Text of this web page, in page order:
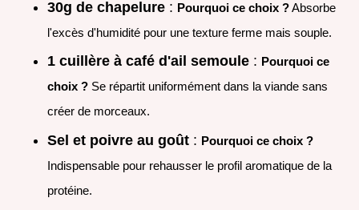
30g de chapelure : Pourquoi ce choix ?Absorbe
l'excès d'humidité pour une texture ferme mais souple.
1 cuillère à café d'ail semoule : Pourquoi ce
choix ? Se répartit uniformément dans la viande sans
créer de morceaux.
Sel et poivre au goût : Pourquoi ce choix ?
Indispensable pour rehausser le profil aromatique de la
protéine.